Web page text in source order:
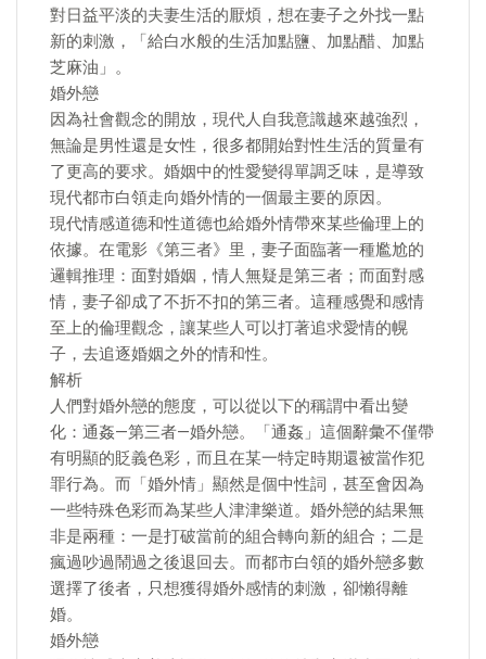
對日益平淡的夫妻生活的厭煩，想在妻子之外找一點
新的刺激，「給白水般的生活加點鹽、加點醋、加點
芝麻油」。
婚外戀
因為社會觀念的開放，現代人自我意識越來越強烈，
無論是男性還是女性，很多都開始對性生活的質量有
了更高的要求。婚姻中的性愛變得單調乏味，是導致
現代都市白領走向婚外情的一個最主要的原因。
現代情感道德和性道德也給婚外情帶來某些倫理上的
依據。在電影《第三者》里，妻子面臨著一種尷尬的
邏輯推理：面對婚姻，情人無疑是第三者；而面對感
情，妻子卻成了不折不扣的第三者。這種感覺和感情
至上的倫理觀念，讓某些人可以打著追求愛情的幌
子，去追逐婚姻之外的情和性。
解析
人們對婚外戀的態度，可以從以下的稱謂中看出變
化：通姦—第三者—婚外戀。「通姦」這個辭彙不僅帶
有明顯的貶義色彩，而且在某一特定時期還被當作犯
罪行為。而「婚外情」顯然是個中性詞，甚至會因為
一些特殊色彩而為某些人津津樂道。婚外戀的結果無
非是兩種：一是打破當前的組合轉向新的組合；二是
瘋過吵過鬧過之後退回去。而都市白領的婚外戀多數
選擇了後者，只想獲得婚外感情的刺激，卻懶得離
婚。
婚外戀